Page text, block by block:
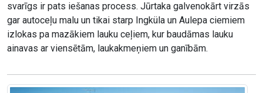
svarīgs ir pats iešanas process. Jūrtaka galvenokārt virzās
gar autoceļu malu un tikai starp Ingküla un Aulepa ciemiem
izlokas pa mazākiem lauku ceļiem, kur baudāmas lauku
ainavas ar viensētām, laukakmeņiem un ganībām.